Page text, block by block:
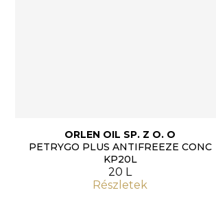
ORLEN OIL SP. Z O. O
PETRYGO PLUS ANTIFREEZE CONC
KP20L
20 L
Részletek